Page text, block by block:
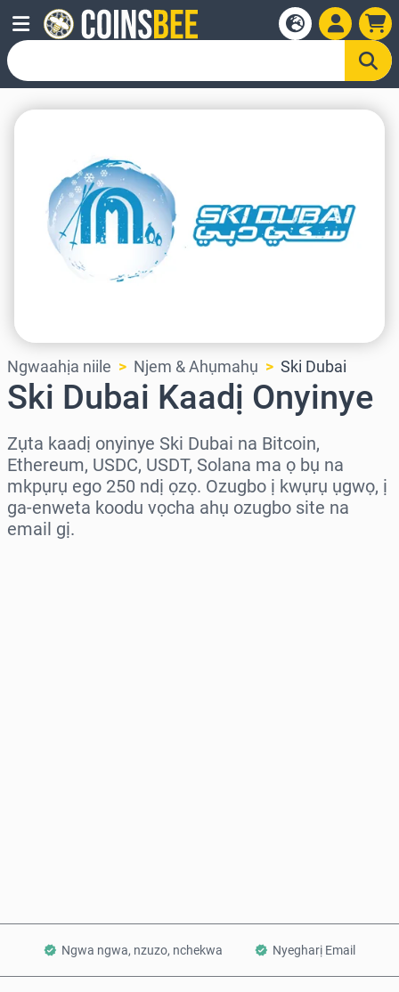
Ngwaahịa niile Njem & Ahụmahụ Ski Dubai
Ski Dubai Kaadị Onyinye
Zụta kaadị onyinye Ski Dubai na Bitcoin,
Ethereum, USDC, USDT, Solana ma ọ bụ na
mkpụrụ ego 250 ndị ọzọ. Ozugbo ị kwụrụ ụgwọ, ị
ga-enweta koodu vọcha ahụ ozugbo site na
email gị.
Ngwa ngwa, nzuzo, nchekwa Nyegharị Email